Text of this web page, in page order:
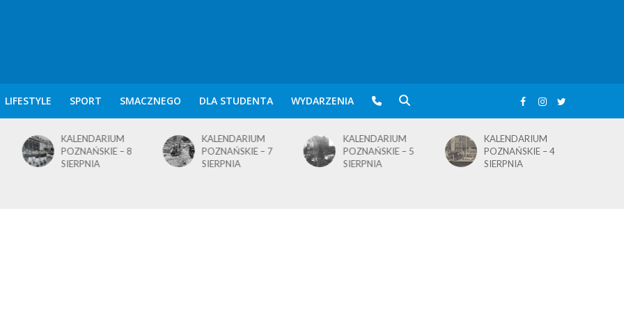
LIFESTYLE SPORT SMACZNEGO DLA STUDENTA WYDARZENIA
KALENDARIUM
POZNAŃSKIE – 7
SIERPNIA
KALENDARIUM
POZNAŃSKIE – 5
SIERPNIA
KALENDARIUM
POZNAŃSKIE – 4
SIERPNIA
KALENDARIUM
POZNAŃSKIE – 1
SIERPNIA